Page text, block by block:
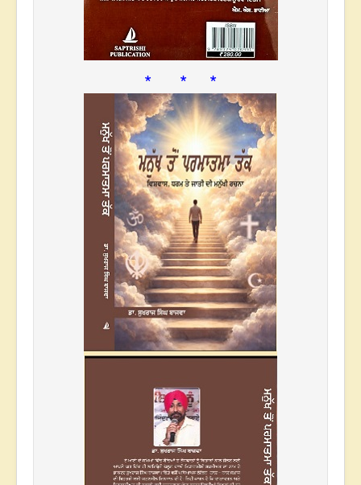
* * *